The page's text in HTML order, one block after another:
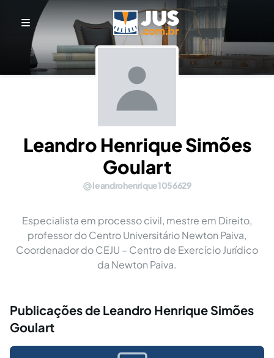
Leandro Henrique Simões
Goulart
leandrohenrique1056629
Especialista em processo civil, mestre em Direito,
professor do Centro Universitário Newton Paiva,
Coordenador do CEJU – Centro de Exercício Jurídico
da Newton Paiva.
Publicações de Leandro Henrique Simões
Goulart